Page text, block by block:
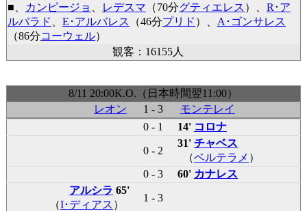
■
カンピージョ レデスマ （70分グティエレス ）、 R･ア
ルバラド
E･アルバレス （46分プリド ）、 A･ゴンサレス
（86分コーウェル）
観客：16155人
8/11 20:00K.O.（日本時間翌11:00）
レオン
1 - 3
モンテレイ
0 - 1
14' コロナ
0 - 2
31' チャベス
（ベルテラメ ）
0 - 3
60' カナレス
アルシラ 65'
（I･ディアス ）
1 - 3